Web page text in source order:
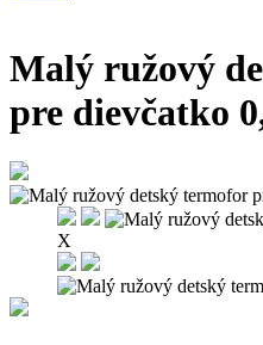
Malý ružový
pre dievčatko
X